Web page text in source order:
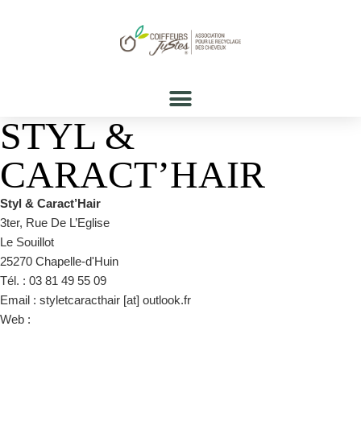
STYL &
CARACT’HAIR
Styl & Caract’Hair
3ter, Rue De L’Eglise
Le Souillot
25270 Chapelle-d'Huin
Tél. : 03 81 49 55 09
Email : styletcaracthair [at] outlook.fr
Web :